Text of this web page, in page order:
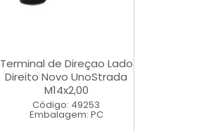
Terminal de Direçao Lado
Direito Novo UnoStrada
M14x2,00
Código: 49253
Embalagem: PC